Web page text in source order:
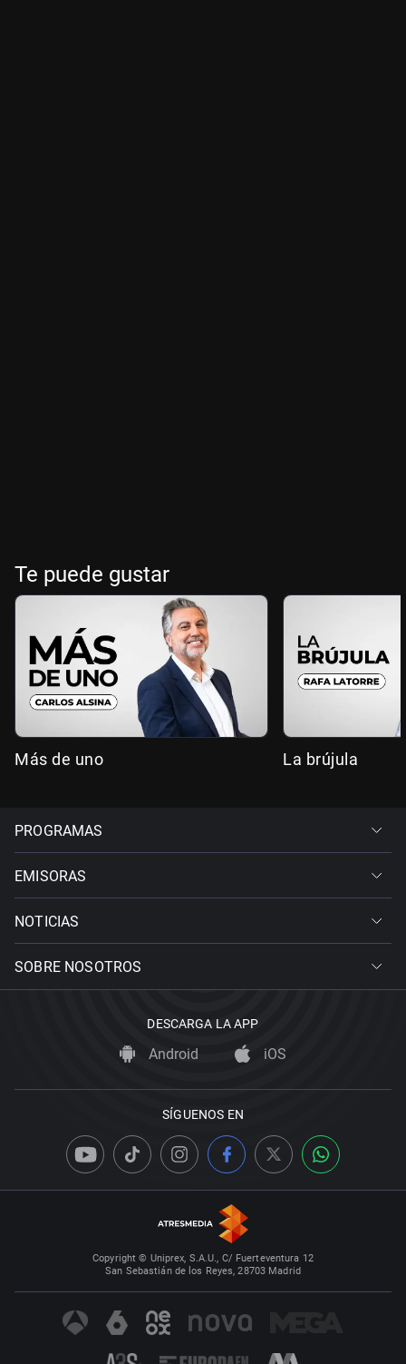
Te puede gustar
Más de uno La brújula
PROGRAMAS
EMISORAS
NOTICIAS
SOBRE NOSOTROS
DESCARGA LA APP
Android iOS
SÍGUENOS EN
Copyright © Uniprex, S.A.U., C/ Fuerteventura 12
San Sebastián de los Reyes, 28703 Madrid